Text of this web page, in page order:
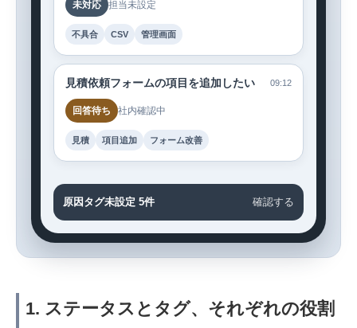
未対応 担当未設定
不具合 CSV 管理画面
見積依頼フォームの項目を追加したい 09:12
回答待ち 社内確認中
見積 項目追加 フォーム改善
原因タグ未設定 5件 確認する
1. ステータスとタグ、それぞれの役割